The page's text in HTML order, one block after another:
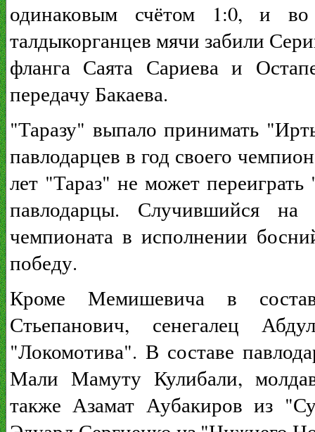
одинаковым счётом 1:0, и
талдыкорганцев мячи забили
фланга Саята Сариева и
передачу Бакаева.
"Таразу" выпало принимать
павлодарцев в год своего
лет "Тараз" не может
павлодарцы. Случившийся
чемпионата в исполнении
победу.
Кроме Мемишевича в
Стьепанович, сенегалец
"Локомотива". В составе
Мали Мамуту Кулибали,
также Азамат Аубакиров из